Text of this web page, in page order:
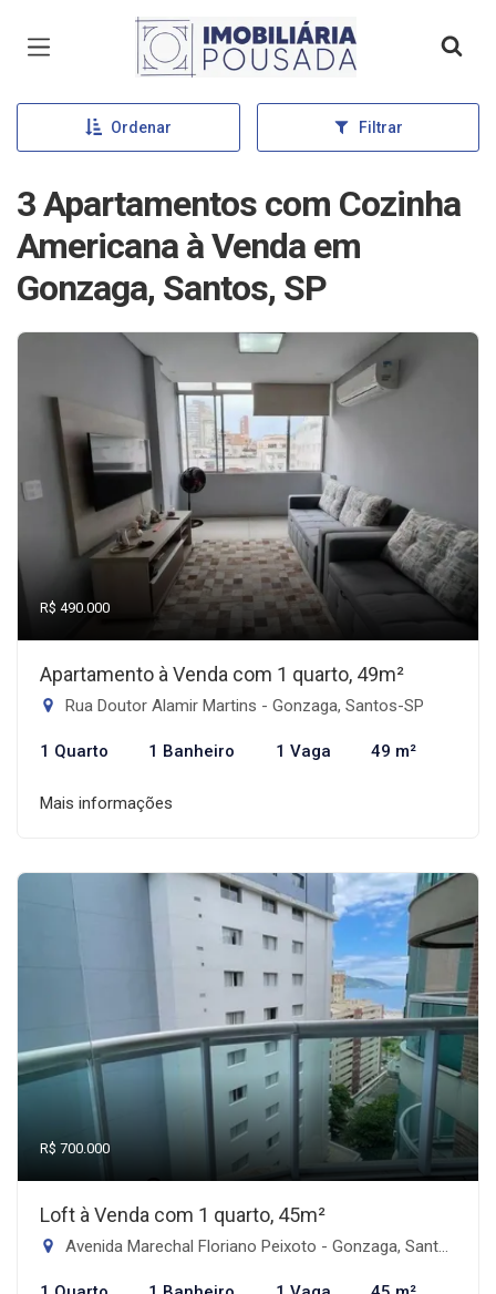
Página inicial
Ordenar Filtrar
3 Apartamentos com Cozinha
Americana à Venda em
Gonzaga, Santos, SP
R$ 490.000
Apartamento à Venda com 1 quarto, 49m²
Rua Doutor Alamir Martins - Gonzaga, Santos-SP
1 Quarto 1 Banheiro 1 Vaga 49 m²
Mais informações
R$ 700.000
Loft à Venda com 1 quarto, 45m²
Avenida Marechal Floriano Peixoto - Gonzaga, Santos-SP